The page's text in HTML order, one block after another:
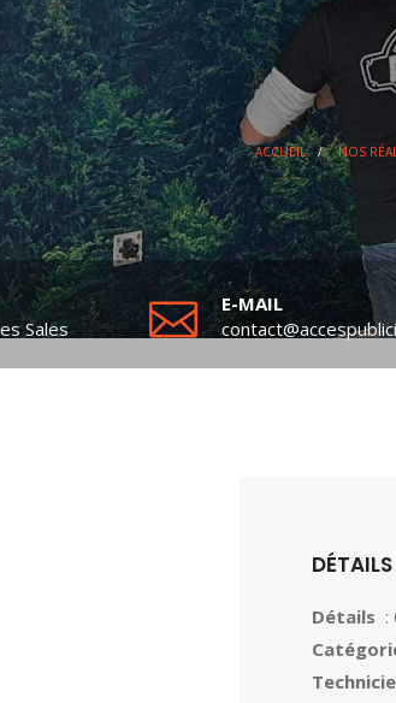
ACCUEIL / NOS
Sales
E-MAIL
Détails :